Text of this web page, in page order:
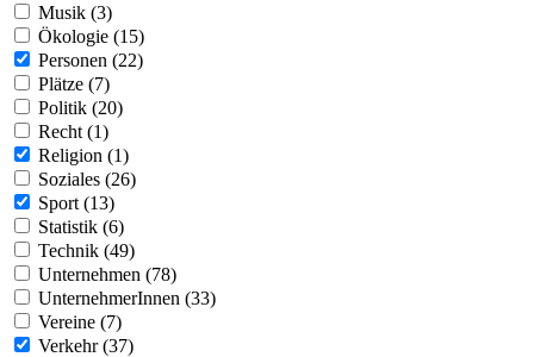
Musik (3)
Ökologie (15)
Personen (22)
Plätze (7)
Politik (20)
Recht (1)
Religion (1)
Soziales (26)
Sport (13)
Statistik (6)
Technik (49)
Unternehmen (78)
UnternehmerInnen (33)
Vereine (7)
Verkehr (37)